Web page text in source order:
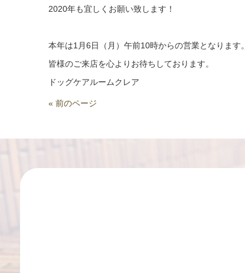
2020年も宜しくお願い致します！
本年は1月6日（月）午前10時からの営業となります。
皆様のご来店を心よりお待ちしております。
ドッグケアルームクレア
« 前のページ